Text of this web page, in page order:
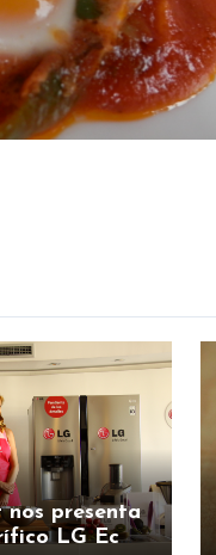
presenta
LG Eco